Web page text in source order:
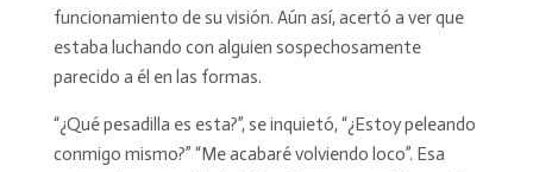
funcionamiento de su visión. Aún así, acertó a ver que
estaba luchando con alguien sospechosamente
parecido a él en las formas.
“¿Qué pesadilla es esta?”, se inquietó, “¿Estoy peleando
conmigo mismo?” “Me acabaré volviendo loco”. Esa